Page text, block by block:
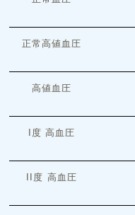
正常高値血圧
高値血圧
I度 高血圧
II度 高血圧